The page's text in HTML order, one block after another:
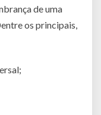
de uma
os principais,